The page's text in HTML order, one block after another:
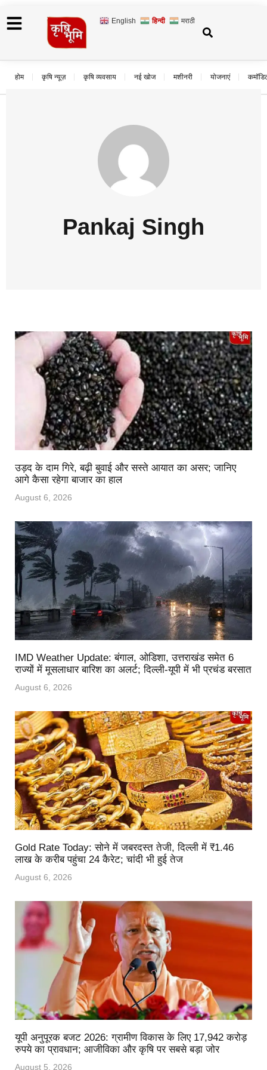
English हिन्दी मराठी
होम कृषि न्यूज़ कृषि व्यवसाय नई खोज मशीनरी योजनाएं
Pankaj Singh
उड़द के दाम गिरे, बढ़ी बुवाई और सस्ते आयात का असर; जानिए
आगे कैसा रहेगा बाजार का हाल
August 6, 2026
IMD Weather Update: बंगाल, ओडिशा, उत्तराखंड समेत 6
राज्यों में मूसलाधार बारिश का अलर्ट; दिल्ली-यूपी में भी प्रचंड बरसात
August 6, 2026
Gold Rate Today: सोने में जबरदस्त तेजी, दिल्ली में ₹1.46
लाख के करीब पहुंचा 24 कैरेट; चांदी भी हुई तेज
August 6, 2026
यूपी अनुपूरक बजट 2026: ग्रामीण विकास के लिए 17,942 करोड़
रुपये का प्रावधान; आजीविका और कृषि पर सबसे बड़ा जोर
August 5, 2026